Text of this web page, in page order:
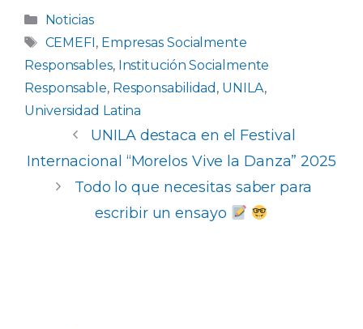
c
e
b
o
o
a
ts
A
p
p
e
dI
n
p
ar
ti
Categorías
Noticias
Etiquetas
CEMEFI, Empresas Socialmente
Responsables, Institución Socialmente
Responsable, Responsabilidad , UNILA,
Universidad Latina
UNILA destaca en el Festival
Internacional “Morelos Vive la Danza” 2025
Todo lo que necesitas saber para
escribir un ensayo